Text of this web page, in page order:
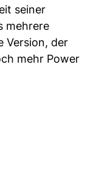
seiner
mehrere
Version, der
mehr Power